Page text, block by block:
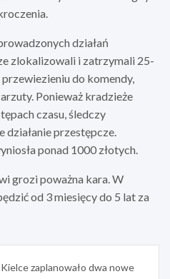
działań
zlokalizowali i zatrzymali 25-
do komendy,
Ponieważ kradzieże
czasu, śledczy
przestępcze.
ponad 1000 złotych.
grozi poważna kara. W
od 3 miesięcy do 5 lat za
zaplanowało dwa nowe